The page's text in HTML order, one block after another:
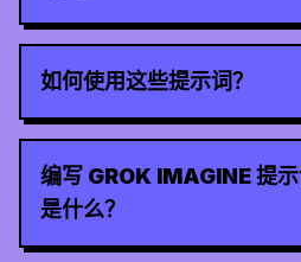
如何使用这些提示词？
编写 GROK IMAGINE 提
是什么？